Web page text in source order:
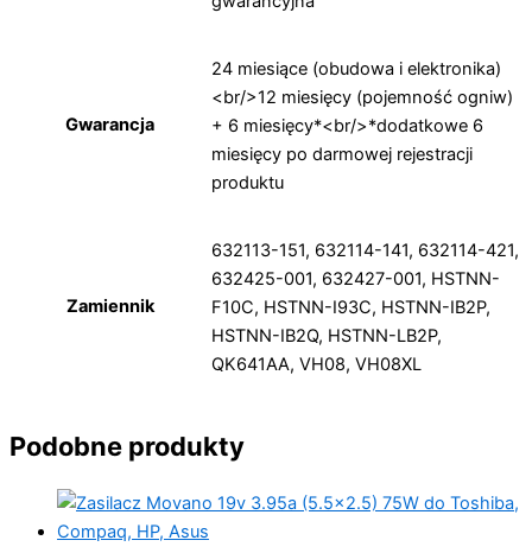
Gwarancja
24 miesiące (obudowa i elektronika)
<br/>12 miesięcy (pojemność ogniw)
+ 6 miesięcy*<br/>*dodatkowe 6
miesięcy po darmowej rejestracji
produktu
Zamiennik
632113-151, 632114-141, 632114-421,
632425-001, 632427-001, HSTNN-
F10C, HSTNN-I93C, HSTNN-IB2P,
HSTNN-IB2Q, HSTNN-LB2P,
QK641AA, VH08, VH08XL
Podobne produkty